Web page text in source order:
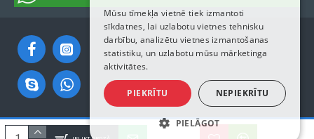
Autortiesības © 2023, Bebis.lv, Visas tiesības aizsargātas
ENGLISH
Mūsu tīmekļa vietnē tiek izmantoti
sīkdatnes, lai uzlabotu vietnes tehnisku
darbību, analizētu vietnes izmantošanas
statistiku, un uzlabotu mūsu mārketinga
aktivitātes.
PIEKRĪTU NEPIEKRĪTU
PIELĀGOT